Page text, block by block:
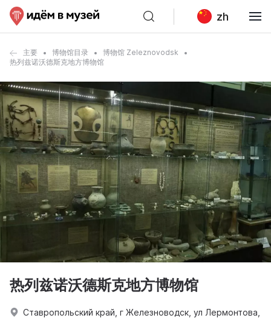
zh
主要 博物馆目录
博物馆 Zeleznovodsk
热列兹诺沃德斯克地方博物馆
热列兹诺沃德斯克地方博物馆
Ставропольский край, г Железноводск, ул Лермонтова,